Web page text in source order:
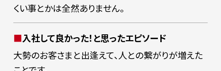
くい事とかは全然ありません。
入社して良かった！と思ったエピソード
大勢のお客さまと出逢えて、人との繋がりが増えた